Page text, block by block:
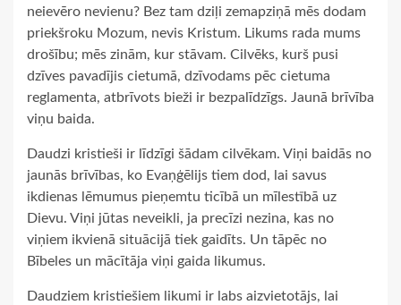
neievēro nevienu? Bez tam dziļi zemapziņā mēs dodam
priekšroku Mozum, nevis Kristum. Likums rada mums
drošību; mēs zinām, kur stāvam. Cilvēks, kurš pusi
dzīves pavadījis cietumā, dzīvodams pēc cietuma
reglamenta, atbrīvots bieži ir bezpalīdzīgs. Jaunā brīvība
viņu baida.
Daudzi kristieši ir līdzīgi šādam cilvēkam. Viņi baidās no
jaunās brīvības, ko Evaņģēlijs tiem dod, lai savus
ikdienas lēmumus pieņemtu ticībā un mīlestībā uz
Dievu. Viņi jūtas neveikli, ja precīzi nezina, kas no
viņiem ikvienā situācijā tiek gaidīts. Un tāpēc no
Bībeles un mācītāja viņi gaida likumus.
Daudziem kristiešiem likumi ir labs aizvietotājs, lai